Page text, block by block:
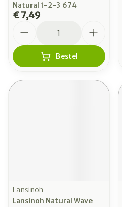
Natural 1-2-3 674
€ 7,49
Bestel
Lansinoh
Lansinoh Natural Wave